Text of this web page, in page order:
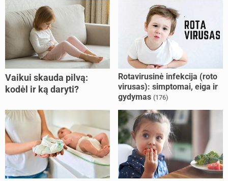
Vaikui skauda pilvą:
kodėl ir ką daryti?
Rotavirusinė infekcija (roto
virusas): simptomai, eiga ir
gydymas (176)